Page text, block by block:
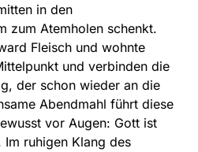
in den
zum Atemholen schenkt.
Fleisch und wohnte
und verbinden die
der schon wieder an die
Abendmahl führt diese
vor Augen: Gott ist
ruhigen Klang des